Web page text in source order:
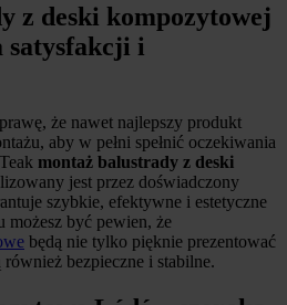
z deski kompozytowej
satysfakcji i
że nawet najlepszy produkt
aby w pełni spełnić oczekiwania
montaż balustrady z deski
jest przez doświadczony
szybkie, efektywne i estetyczne
możesz być pewien, że
będą nie tylko pięknie prezentować
również bezpieczne i stabilne.